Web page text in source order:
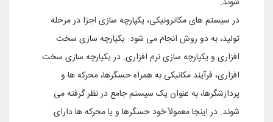
در سیستم هاى مکاترونیکى، یکپارچه سازى اجزا در مرحله
تولید، به دو روش انجام مى شود: یکپارچه سازى سخت
افزارى و یکپارچه سازى نرم افزارى. در یکپارچه سازى سخت
افزارى، فرآیند مکانیکى به همراه حسگرها، محرکه ها و
پردازشگرها، به عنوان یک سیستم جامع در نظر گرفته مى
شوند. در اینجا معمولاً خود حسگرها و یا محرکه ها داراى